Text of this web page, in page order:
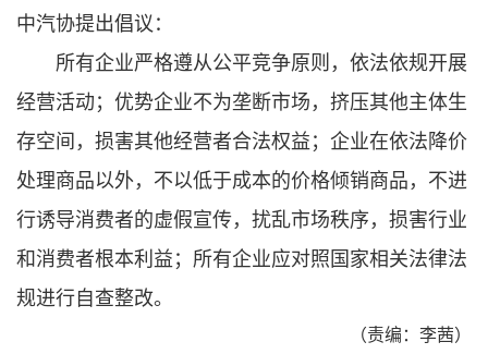
中汽协提出倡议：
所有企业严格遵从公平竞争原则，依法依规开展
经营活动；优势企业不为垄断市场，挤压其他主体生
存空间，损害其他经营者合法权益；企业在依法降价
处理商品以外，不以低于成本的价格倾销商品，不进
行诱导消费者的虚假宣传，扰乱市场秩序，损害行业
和消费者根本利益；所有企业应对照国家相关法律法
规进行自查整改。
（责编：李茜）